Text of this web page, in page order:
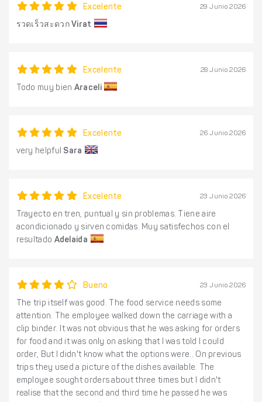
Excelente 29 Junio 2026
รวดเร็วสะดวก Virat
Excelente 28 Junio 2026
Todo muy bien Araceli
Excelente 26 Junio 2026
very helpful Sara
Excelente 23 Junio 2026
Trayecto en tren, puntual y sin problemas. Tiene aire
acondicionado y sirven comidas. Muy satisfechos con el
resultado Adelaida
Bueno 23 Junio 2026
The trip itself was good. The food service needs some
attention. The employee walked down the carriage with a
clip binder. It was not obvious that he was asking for orders
for food and it was only on asking that I was told I could
order, But I didn't know what the options were.. On previous
trips they used a picture of the dishes available. The
employee sought orders about three times but I didn't
realise that the second and third time he passed he was